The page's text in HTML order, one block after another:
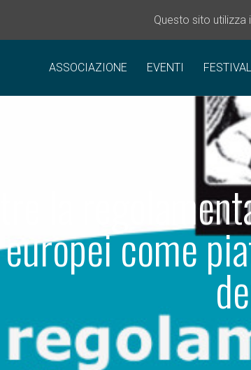
ASSOCIAZIONE EVENTI FESTIVAL
Oltre la
europei come
Questo sito utilizza